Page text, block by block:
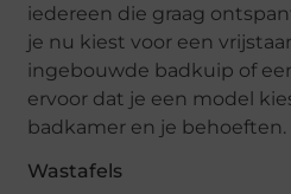
iedereen die graag
je nu kiest voor een
ingebouwde badkuip of
ervoor dat je een model
badkamer en je behoeften.
Wastafels